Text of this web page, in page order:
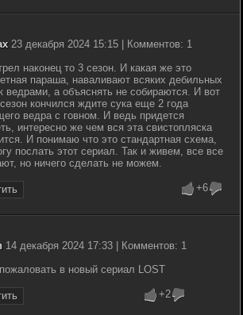
23 декабря 2024 15:15 | Комментов: 1
наконец то 3 сезон. И какая же это
параша, наваливают всяких дебильных
ведрами, а объяснять не собираются. И вот
кончился ждите сука еще 2 года
ведра с говном. И ведь придется
интересно же чем вся эта свистопляска
И понимаю что это стандартная схема,
послать этот сериал. Так и живем, все все
но ничего сделать не можем.
+6
14 декабря 2024 17:33 | Комментов: 1
в новый сериал LOST
+2